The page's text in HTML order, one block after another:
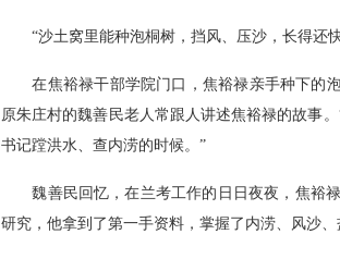
“沙土窝里能种泡桐树，挡风、压沙，长得还快
在焦裕禄干部学院门口，焦裕禄亲手种下的泡
原朱庄村的魏善民老人常跟人讲述焦裕禄的故事
书记蹚洪水、查内涝的时候。”
魏善民回忆，在兰考工作的日日夜夜，焦裕禄
研究，他拿到了第一手资料，掌握了内涝、风沙